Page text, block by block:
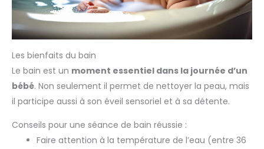
Les bienfaits du bain
Le bain est un moment essentiel dans la journée d’un
bébé. Non seulement il permet de nettoyer la peau, mais
il participe aussi à son éveil sensoriel et à sa détente.
Conseils pour une séance de bain réussie :
Faire attention à la température de l’eau (entre 36